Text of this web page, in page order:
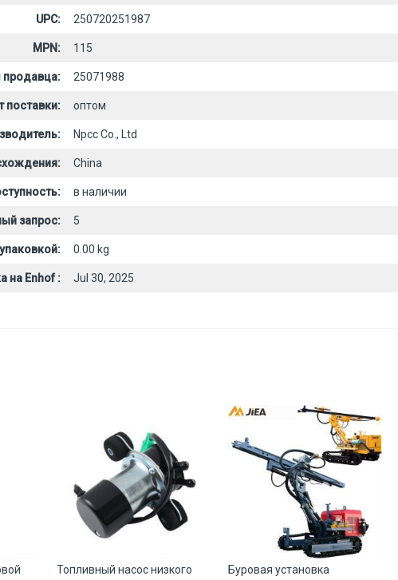
UPC: 250720251987
MPN: 115
продавца: 25071988
поставки: оптом
Npcc Co., Ltd
China
в наличии
запрос: 5
0.00 kg
на Enhof : Jul 30, 2025
Топливный насос низкого
Буровая установка